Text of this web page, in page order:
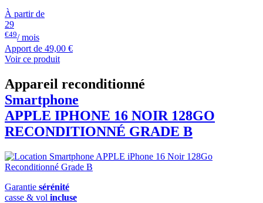
À partir de
29
€49/ mois
Apport de 49,00 €
Voir ce produit
Appareil reconditionné
Smartphone
APPLE IPHONE 16 NOIR 128GO
RECONDITIONNÉ GRADE B
Garantie sérénité
casse & vol incluse